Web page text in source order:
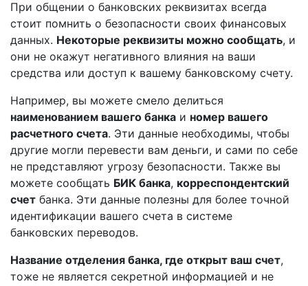
При общении о банковских реквизитах всегда
стоит помнить о безопасности своих финансовых
данных. Некоторые реквизиты можно сообщать, и
они не окажут негативного влияния на ваши
средства или доступ к вашему банковскому счету.
Например, вы можете смело делиться
наименованием вашего банка и номер вашего
расчетного счета. Эти данные необходимы, чтобы
другие могли перевести вам деньги, и сами по себе
не представляют угрозу безопасности. Также вы
можете сообщать БИК банка, корреспондентский
счет банка. Эти данные полезны для более точной
идентификации вашего счета в системе
банковских переводов.
Название отделения банка, где открыт ваш счет,
тоже не является секретной информацией и не